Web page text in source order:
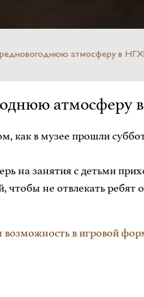
атмосферу в
как в музее прошли
занятия с детьми
чтобы не отвлекать
в игровой